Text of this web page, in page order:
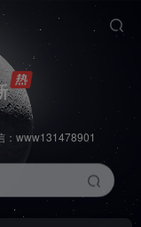
：www131478901